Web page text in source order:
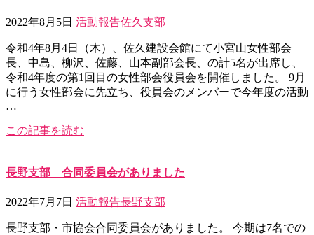
2022年8月5日 活動報告佐久支部
令和4年8月4日（木）、佐久建設会館にて小宮山女性部会
長、中島、柳沢、佐藤、山本副部会長、の計5名が出席し、
令和4年度の第1回目の女性部会役員会を開催しました。 9月
に行う女性部会に先立ち、役員会のメンバーで今年度の活動
…
この記事を読む
長野支部 合同委員会がありました
2022年7月7日 活動報告長野支部
長野支部・市協会合同委員会がありました。 今期は7名での